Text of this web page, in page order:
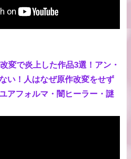
変で炎上した作品3選！アン・
い！人はなぜ原作改変をせず
アフォルマ・闇ヒーラー・謎